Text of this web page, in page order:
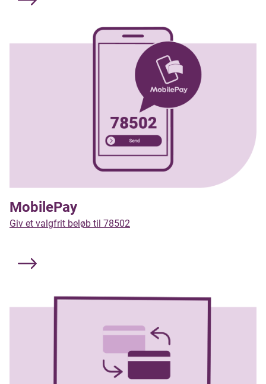
MobilePay
Giv et valgfrit beløb til 78502